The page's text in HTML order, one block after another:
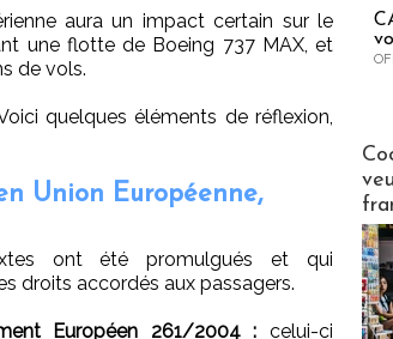
aura un impact certain sur le
une flotte de Boeing 737 MAX, et
de vols.
quelques éléments de réflexion,
Union Européenne,
ont été promulgués et qui
droits accordés aux passagers.
Européen 261/2004 : celui-ci